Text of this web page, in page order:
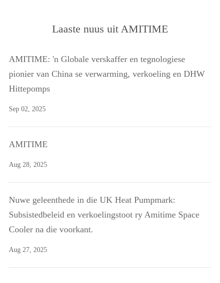
Laaste nuus uit AMITIME
AMITIME: 'n Globale verskaffer en tegnologiese
pionier van China se verwarming, verkoeling en DHW
Hittepomps
Sep 02, 2025
AMITIME
Aug 28, 2025
Nuwe geleenthede in die UK Heat Pumpmark:
Subsistedbeleid en verkoelingstoot ry Amitime Space
Cooler na die voorkant.
Aug 27, 2025